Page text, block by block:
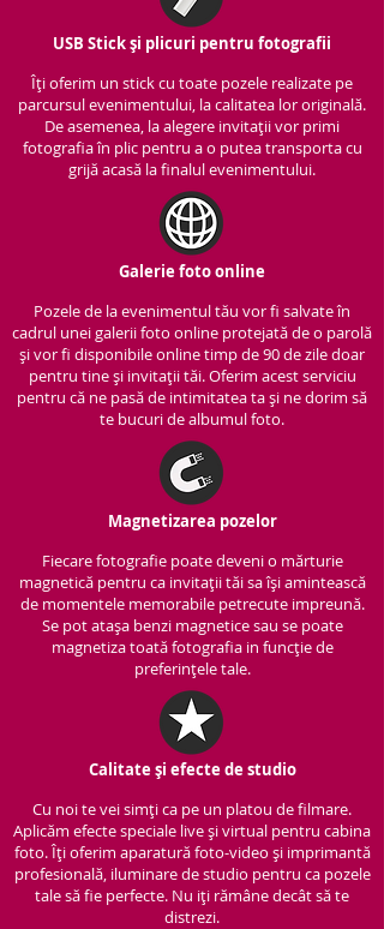
USB Stick și plicuri pentru fotografii
Îți oferim un stick cu toate pozele realizate pe
parcursul evenimentului, la calitatea lor originală.
De asemenea, la alegere invitații vor primi
fotografia în plic pentru a o putea transporta cu
grijă acasă la finalul evenimentului.
Galerie foto online
Pozele de la evenimentul tău vor fi salvate în
cadrul unei galerii foto online protejată de o parolă
și vor fi disponibile online timp de 90 de zile doar
pentru tine și invitații tăi. Oferim acest serviciu
pentru că ne pasă de intimitatea ta și ne dorim să
te bucuri de albumul foto.
Magnetizarea pozelor
Fiecare fotografie poate deveni o mărturie
magnetică pentru ca invitații tăi sa își amintească
de momentele memorabile petrecute impreună.
Se pot atașa benzi magnetice sau se poate
magnetiza toată fotografia in funcție de
preferințele tale.
Calitate și efecte de studio
Cu noi te vei simți ca pe un platou de filmare.
Aplicăm efecte speciale live și virtual pentru cabina
foto. Îți oferim aparatură foto-video și imprimantă
profesională, iluminare de studio pentru ca pozele
tale să fie perfecte. Nu iți rămâne decât să te
distrezi.